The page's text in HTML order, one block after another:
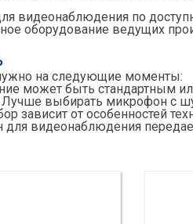
видеонаблюдения по
оборудование ведущих
на следующие моменты:
может быть стандартным
Лучше выбирать микрофон с
зависит от особенностей
видеонаблюдения